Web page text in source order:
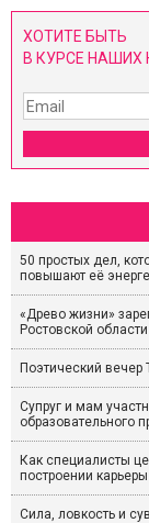
ХОТИТЕ БЫТЬ
В КУРСЕ НАШИХ
50 простых дел,
повышают её
«Древо жизни»
Ростовской области
Поэтический
Супруг и мам
образовательного
Как специалисты
построении карьеры
Сила, ловкость и